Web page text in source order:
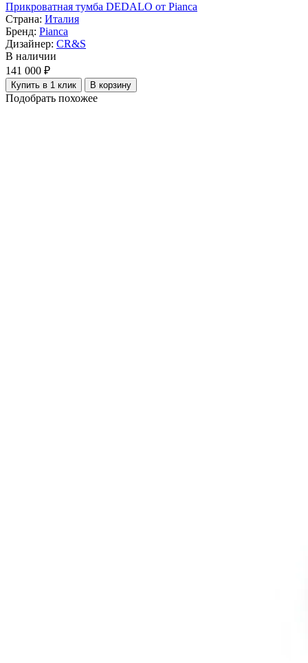
Прикроватная тумба DEDALO от Pianca
Страна: Италия
Бренд: Pianca
Дизайнер: CR&S
В наличии
141 000 ₽
Купить в 1 клик В корзину
Подобрать похожее